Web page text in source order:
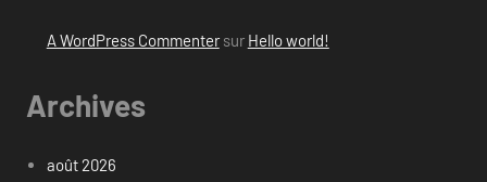
A WordPress Commentersur Hello world!
Archives
août 2026